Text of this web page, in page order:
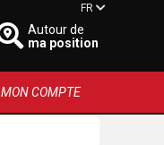
Autour de
ma position
FR
MON COMPTE